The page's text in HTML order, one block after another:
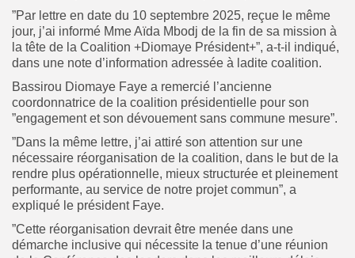
”Par lettre en date du 10 septembre 2025, reçue le même
jour, j’ai informé Mme Aïda Mbodj de la fin de sa mission à
la tête de la Coalition +Diomaye Président+”, a-t-il indiqué,
dans une note d’information adressée à ladite coalition.
Bassirou Diomaye Faye a remercié l’ancienne
coordonnatrice de la coalition présidentielle pour son
”engagement et son dévouement sans commune mesure”.
”Dans la même lettre, j’ai attiré son attention sur une
nécessaire réorganisation de la coalition, dans le but de la
rendre plus opérationnelle, mieux structurée et pleinement
performante, au service de notre projet commun”, a
expliqué le président Faye.
”Cette réorganisation devrait être menée dans une
démarche inclusive qui nécessite la tenue d’une réunion